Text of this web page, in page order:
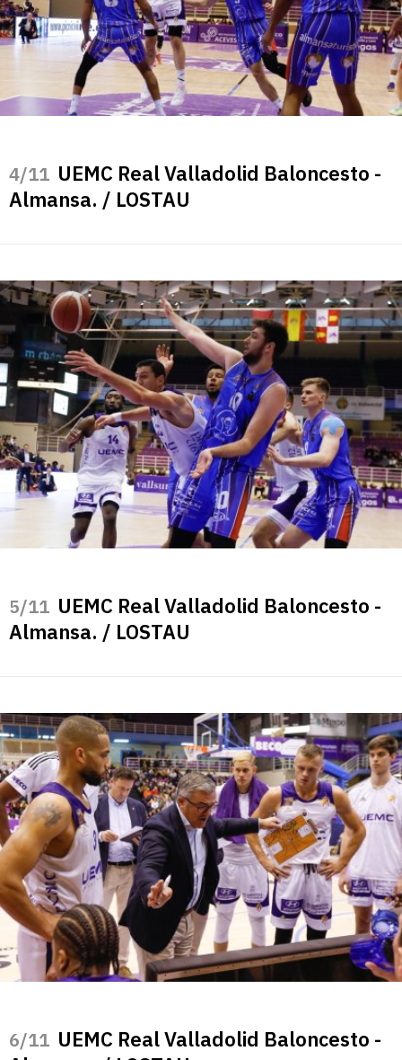
/11 UEMC Real Valladolid Baloncesto -
Almansa. / LOSTAU
/11 UEMC Real Valladolid Baloncesto -
Almansa. / LOSTAU
/11 UEMC Real Valladolid Baloncesto -